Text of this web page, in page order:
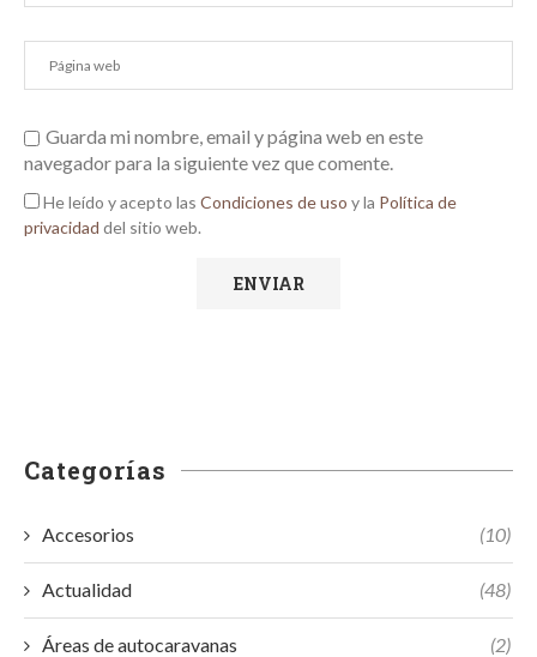
Guarda mi nombre, email y página web en este
navegador para la siguiente vez que comente.
He leído y acepto las Condiciones de uso y la Política de
privacidad del sitio web.
Categorías
Accesorios (10)
Actualidad (48)
Áreas de autocaravanas (2)